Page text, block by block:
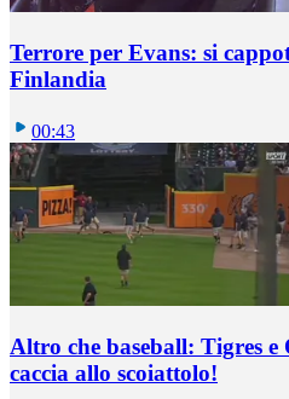
Terrore per Evans: si
Finlandia
00:43
Altro che baseball: Tigres
caccia allo scoiattolo!